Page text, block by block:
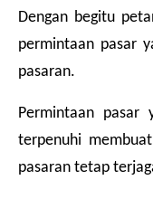
Dengan begitu
permintaan pasar
pasaran.
Permintaan pasar
terpenuhi
pasaran tetap